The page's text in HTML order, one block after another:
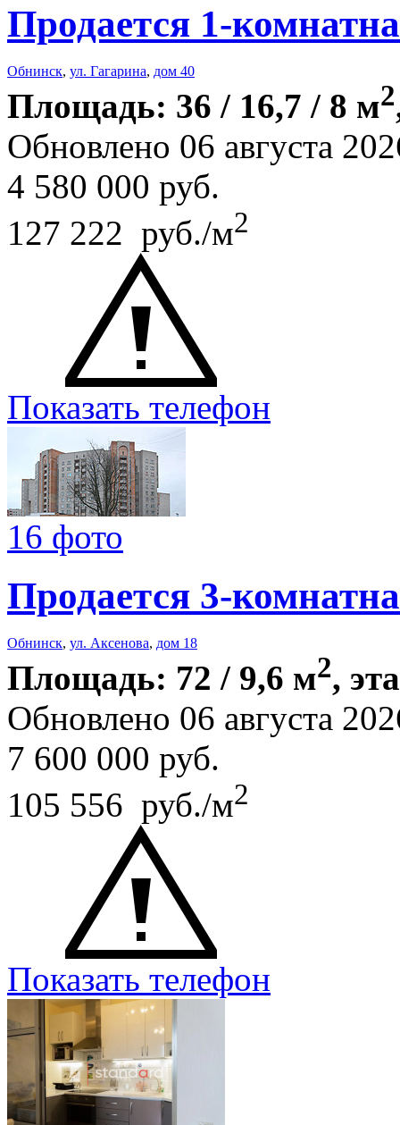
Продается 1-
Обнинск, ул. Гагарина, дом 40
Площадь: 36 / 16,7 / 8 м2
Обновлено 06 августа
4 580 000 руб.
127 222 руб./м2
Показать телефон
16 фото
Продается 3-
Обнинск, ул. Аксенова, дом 18
Площадь: 72 / 9,6 м2,
Обновлено 06 августа
7 600 000 руб.
105 556 руб./м2
Показать телефон